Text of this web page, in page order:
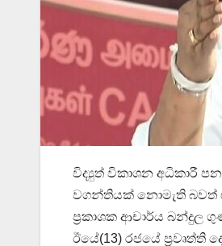
විද්‍යුත් විකාශන අධිකාරී
වගන්තියක් නොමැති බවත් ඒ
ප්‍රකාශක ආචාර්ය බන්දුල
ඊයේ(13) රජයේ